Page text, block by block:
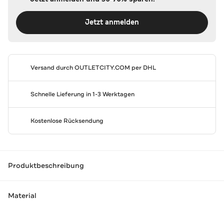
Jetzt anmelden
Versand durchOUTLETCITY.COM per DHL
Schnelle Lieferung in 1-3 Werktagen
Kostenlose Rücksendung
Produktbeschreibung
Material